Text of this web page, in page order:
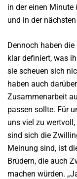
in der einen Minute
und in der
Dennoch haben
klar definiert, was
sie scheuen sich
haben auch
Zusammenarbeit
passen sollte. Für
uns viel zu
sind sich die
Meinung sind, ist
Brüdern, die auch
machen würden.